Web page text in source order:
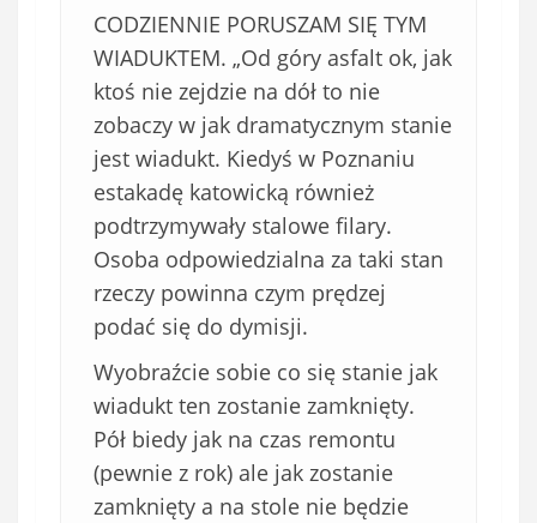
CODZIENNIE PORUSZAM SIĘ TYM
WIADUKTEM. „Od góry asfalt ok, jak
ktoś nie zejdzie na dół to nie
zobaczy w jak dramatycznym stanie
jest wiadukt. Kiedyś w Poznaniu
estakadę katowicką również
podtrzymywały stalowe filary.
Osoba odpowiedzialna za taki stan
rzeczy powinna czym prędzej
podać się do dymisji.
Wyobraźcie sobie co się stanie jak
wiadukt ten zostanie zamknięty.
Pół biedy jak na czas remontu
(pewnie z rok) ale jak zostanie
zamknięty a na stole nie będzie